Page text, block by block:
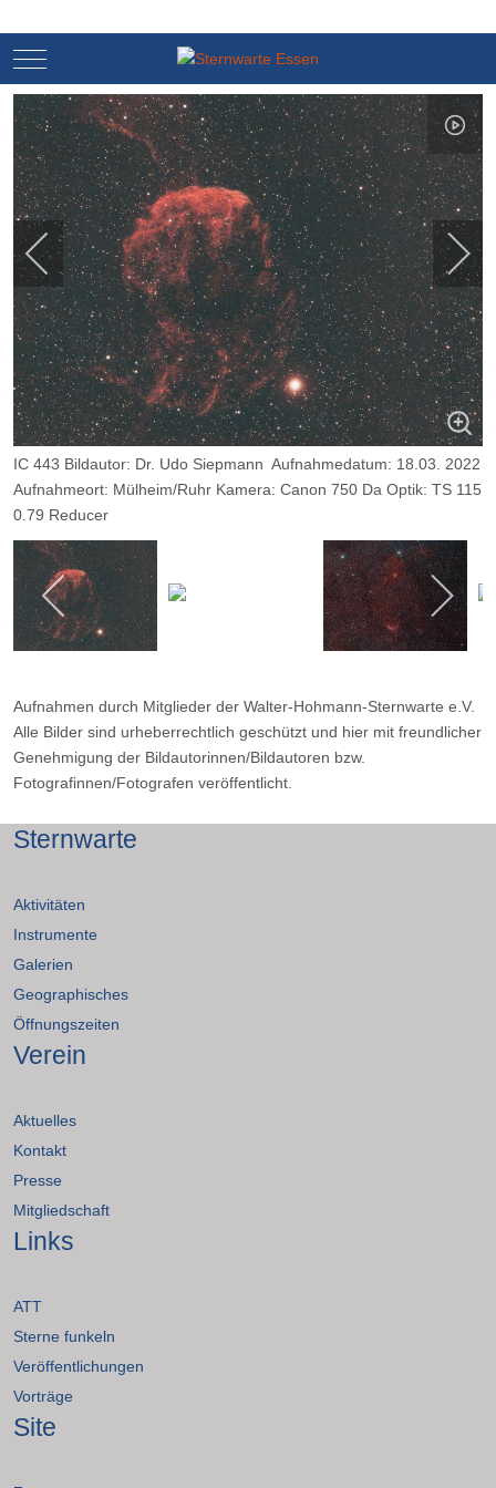
Mobile Menu Toggle
IC 443 Bildautor: Dr. Udo Siepmann Aufnahmedatum: 18.03. 2022
Aufnahmeort: Mülheim/Ruhr Kamera: Canon 750 Da Optik: TS 115
0.79 Reducer
Optolong L Enhance Filter Belichtungsdauer: 25x 4:30 Minuten.
Aufnahmen durch Mitglieder der Walter-Hohmann-Sternwarte e.V.
Alle Bilder sind urheberrechtlich geschützt und hier mit freundlicher
Genehmigung der Bildautorinnen/Bildautoren bzw.
Fotografinnen/Fotografen veröffentlicht.
Sternwarte
Aktivitäten
Instrumente
Galerien
Geographisches
Öffnungszeiten
Verein
Aktuelles
Kontakt
Presse
Mitgliedschaft
Links
ATT
Sterne funkeln
Veröffentlichungen
Vorträge
Site